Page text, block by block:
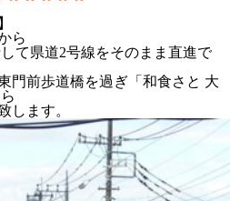
ら
して県道2号線をそのまま直進で
門前歩道橋を過ぎ「和食さと 大
します。